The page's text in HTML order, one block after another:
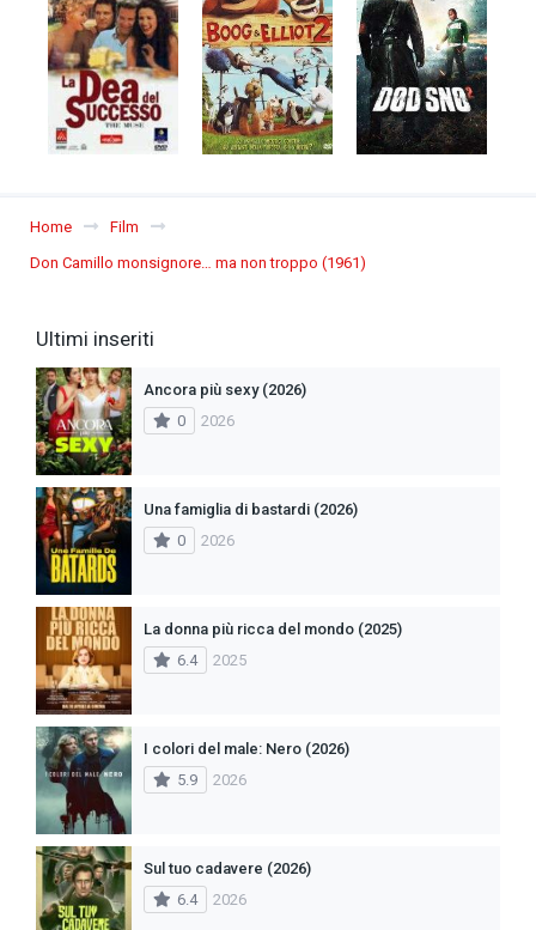
Home
Film
Don Camillo monsignore… ma non troppo (1961)
Ultimi inseriti
Ancora più sexy (2026)
0
2026
Una famiglia di bastardi (2026)
0
2026
La donna più ricca del mondo (2025)
6.4
2025
I colori del male: Nero (2026)
5.9
2026
Sul tuo cadavere (2026)
6.4
2026